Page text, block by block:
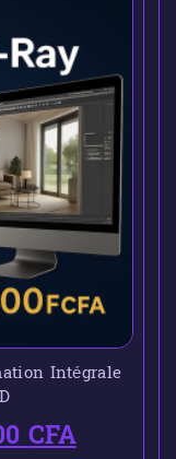
Intégrale
CFA